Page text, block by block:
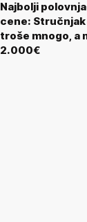
Najbolji
cene:
troše mnogo, a
2.000€